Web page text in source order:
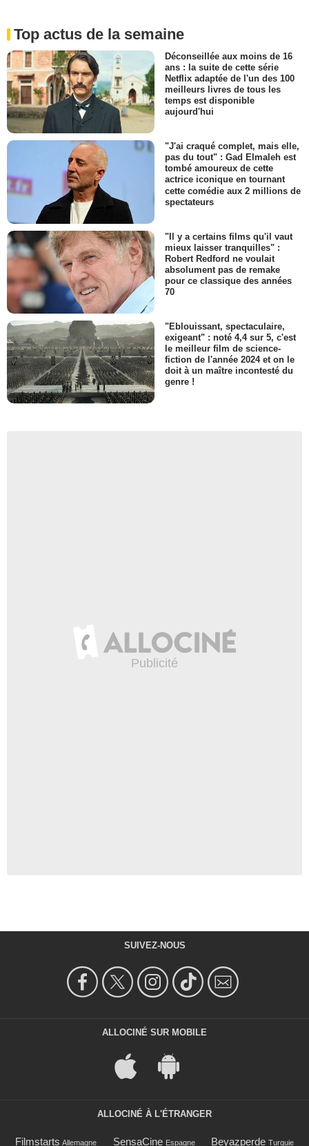
Top actus de la semaine
Déconseillée aux moins de 16
ans : la suite de cette série
Netflix adaptée de l'un des 100
meilleurs livres de tous les
temps est disponible
aujourd'hui
"J'ai craqué complet, mais elle,
pas du tout" : Gad Elmaleh est
tombé amoureux de cette
actrice iconique en tournant
cette comédie aux 2 millions de
spectateurs
"Il y a certains films qu'il vaut
mieux laisser tranquilles" :
Robert Redford ne voulait
absolument pas de remake
pour ce classique des années
70
"Eblouissant, spectaculaire,
exigeant" : noté 4,4 sur 5, c'est
le meilleur film de science-
fiction de l'année 2024 et on le
doit à un maître incontesté du
genre !
SUIVEZ-NOUS
ALLOCINÉ SUR MOBILE
ALLOCINÉ À L'ÉTRANGER
Filmstarts Allemagne SensaCine Espagne Beyazperde Turquie